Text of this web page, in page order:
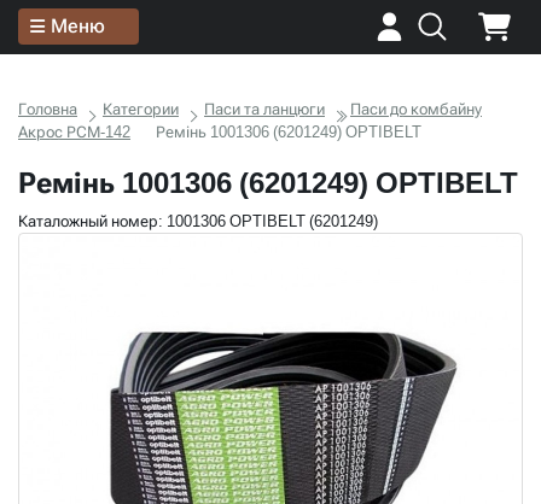
Меню
Головна Категории Паси та ланцюги
Паси до комбайну
Акрос РСМ-142
Ремінь 1001306 (6201249) OPTIBELT
Ремінь 1001306 (6201249) OPTIBELT
Каталожный номер: 1001306 OPTIBELT (6201249)